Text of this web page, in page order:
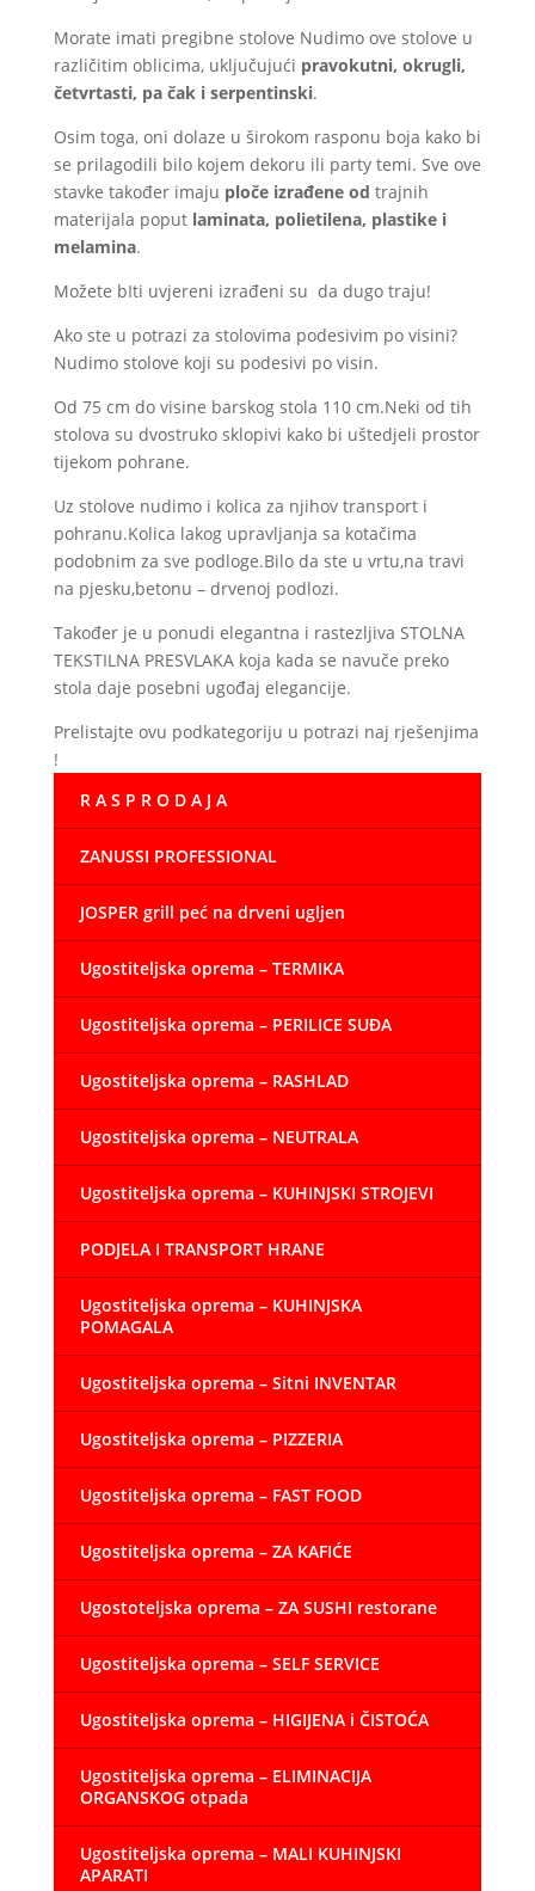
Morate imati pregibne stolove Nudimo ove stolove u
različitim oblicima, uključujući pravokutni, okrugli,
četvrtasti, pa čak i serpentinski.
Osim toga, oni dolaze u širokom rasponu boja kako bi
se prilagodili bilo kojem dekoru ili party temi. Sve ove
stavke također imaju ploče izrađene od trajnih
materijala poput laminata, polietilena, plastike i
melamina.
Možete bIti uvjereni izrađeni su da dugo traju!
Ako ste u potrazi za stolovima podesivim po visini?
Nudimo stolove koji su podesivi po visin.
Od 75 cm do visine barskog stola 110 cm.Neki od tih
stolova su dvostruko sklopivi kako bi uštedjeli prostor
tijekom pohrane.
Uz stolove nudimo i kolica za njihov transport i
pohranu.Kolica lakog upravljanja sa kotačima
podobnim za sve podloge.Bilo da ste u vrtu,na travi
na pjesku,betonu – drvenoj podlozi.
Također je u ponudi elegantna i rastezljiva STOLNA
TEKSTILNA PRESVLAKA koja kada se navuče preko
stola daje posebni ugođaj elegancije.
Prelistajte ovu podkategoriju u potrazi naj rješenjima
!
R A S P R O D A J A
ZANUSSI PROFESSIONAL
JOSPER grill peć na drveni ugljen
Ugostiteljska oprema – TERMIKA
Ugostiteljska oprema – PERILICE SUĐA
Ugostiteljska oprema – RASHLAD
Ugostiteljska oprema – NEUTRALA
Ugostiteljska oprema – KUHINJSKI STROJEVI
PODJELA I TRANSPORT HRANE
Ugostiteljska oprema – KUHINJSKA
POMAGALA
Ugostiteljska oprema – Sitni INVENTAR
Ugostiteljska oprema – PIZZERIA
Ugostiteljska oprema – FAST FOOD
Ugostiteljska oprema – ZA KAFIĆE
Ugostoteljska oprema – ZA SUSHI restorane
Ugostiteljska oprema – SELF SERVICE
Ugostiteljska oprema – HIGIJENA i ČISTOĆA
Ugostiteljska oprema – ELIMINACIJA
ORGANSKOG otpada
Ugostiteljska oprema – MALI KUHINJSKI
APARATI